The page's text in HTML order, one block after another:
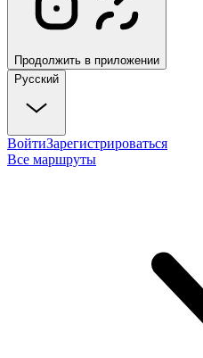
Продолжить в приложении
Русский
ВойтиЗарегистрироваться
Все маршруты